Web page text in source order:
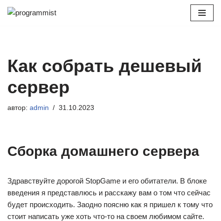
Как собрать дешевый
сервер
автор: admin 31.10.2023
Сборка домашнего сервера
Здравствуйте дорогой StopGame и его обитатели. В блоке
введения я представлюсь и расскажу вам о том что сейчас
будет происходить. Заодно поясню как я пришел к тому что
стоит написать уже хоть что-то на своем любимом сайте.